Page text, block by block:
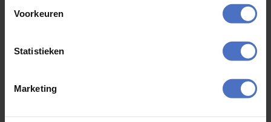
Voorkeuren
Statistieken
Marketing
Zoeken
Recente reacties